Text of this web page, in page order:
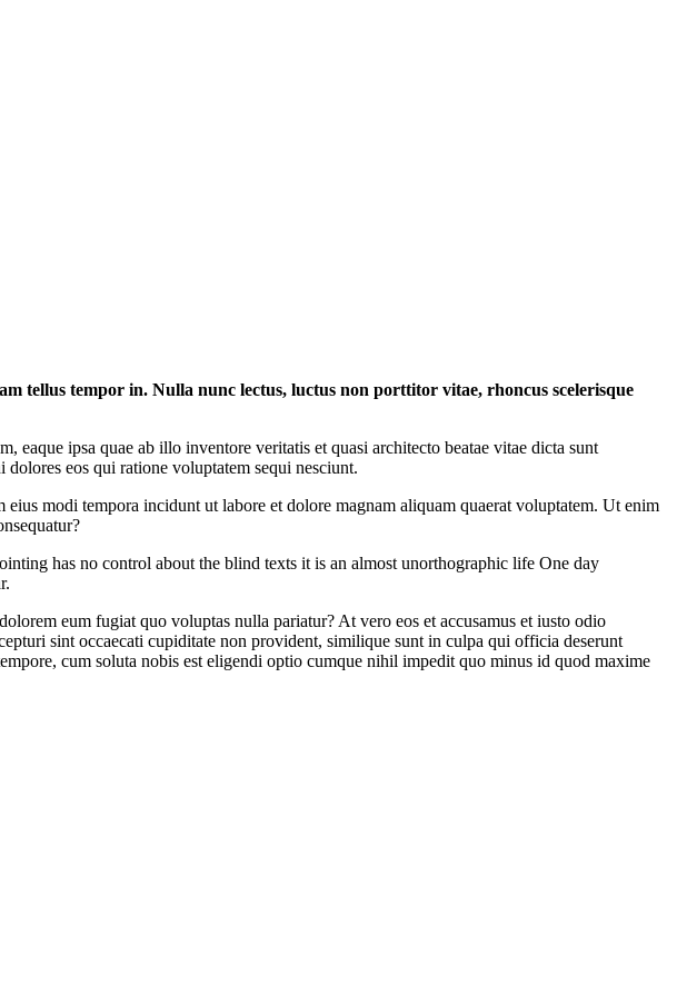
tellus tempor in. Nulla nunc lectus, luctus non porttitor vitae, rhoncus scelerisque
eaque ipsa quae ab illo inventore veritatis et quasi architecto beatae vitae dicta sunt
eos qui ratione voluptatem sequi nesciunt.
modi tempora incidunt ut labore et dolore magnam aliquam quaerat voluptatem. Ut enim
has no control about the blind texts it is an almost unorthographic life One day
eum fugiat quo voluptas nulla pariatur? At vero eos et accusamus et iusto odio
sint occaecati cupiditate non provident, similique sunt in culpa qui officia deserunt
cum soluta nobis est eligendi optio cumque nihil impedit quo minus id quod maxime